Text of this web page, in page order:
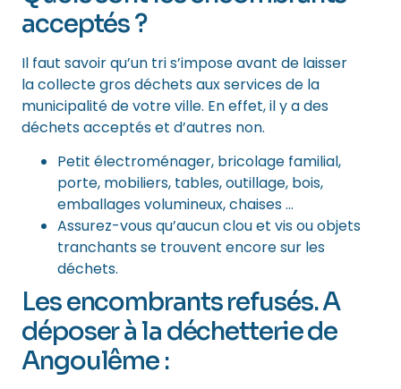
acceptés ?
Il faut savoir qu’un tri s’impose avant de laisser
la collecte gros déchets aux services de la
municipalité de votre ville. En effet, il y a des
déchets acceptés et d’autres non.
Petit électroménager, bricolage familial,
porte, mobiliers, tables, outillage, bois,
emballages volumineux, chaises …
Assurez-vous qu’aucun clou et vis ou objets
tranchants se trouvent encore sur les
déchets.
Les encombrants refusés. A
déposer à la déchetterie de
Angoulême :